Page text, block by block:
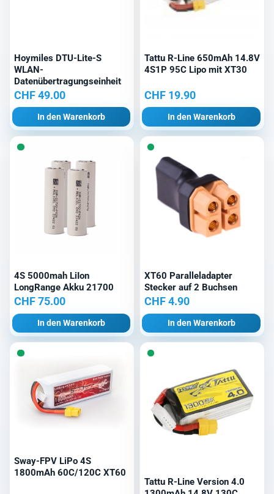
Hoymiles DTU-Lite-S
WLAN-
Datenübertragungseinheit
CHF49.00
In den Warenkorb
Tattu R-Line 650mAh 14.8V
4S1P 95C Lipo mit XT30
CHF19.90
In den Warenkorb
4S 5000mah LiIon
LongRange Akku 21700
CHF75.00
In den Warenkorb
XT60 Paralleladapter
Stecker auf 2 Buchsen
CHF4.90
In den Warenkorb
Sway-FPV LiPo 4S
1800mAh 60C/120C XT60
Tattu R-Line Version 4.0